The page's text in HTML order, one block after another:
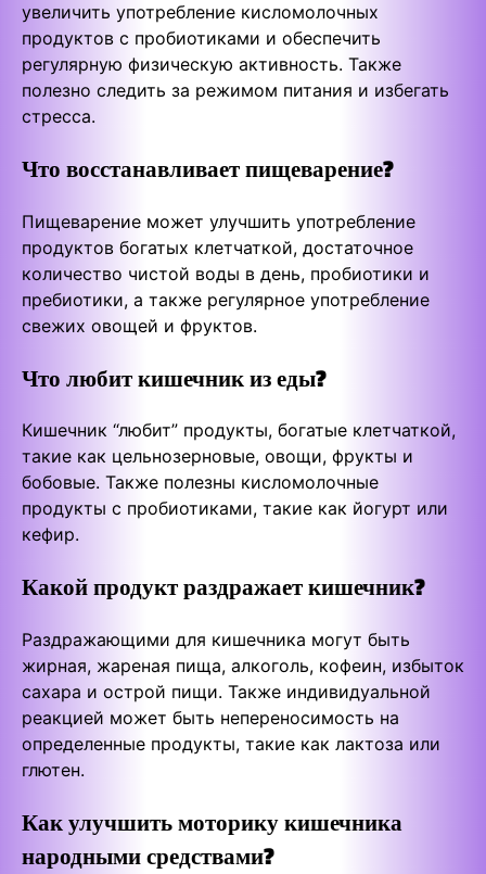
увеличить употребление кисломолочных
продуктов с пробиотиками и обеспечить
регулярную физическую активность. Также
полезно следить за режимом питания и избегать
стресса.
Что восстанавливает пищеварение?
Пищеварение может улучшить употребление
продуктов богатых клетчаткой, достаточное
количество чистой воды в день, пробиотики и
пребиотики, а также регулярное употребление
свежих овощей и фруктов.
Что любит кишечник из еды?
Кишечник “любит” продукты, богатые клетчаткой,
такие как цельнозерновые, овощи, фрукты и
бобовые. Также полезны кисломолочные
продукты с пробиотиками, такие как йогурт или
кефир.
Какой продукт раздражает кишечник?
Раздражающими для кишечника могут быть
жирная, жареная пища, алкоголь, кофеин, избыток
сахара и острой пищи. Также индивидуальной
реакцией может быть непереносимость на
определенные продукты, такие как лактоза или
глютен.
Как улучшить моторику кишечника
народными средствами?